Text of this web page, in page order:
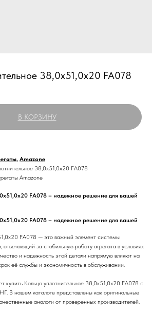
38,0х51,0х20 FA078
В КОРЗИНУ
, Amazone
38,0х51,0х20 FA078
Amazone
FA078 – надежное решение для вашей
FA078 – надежное решение для вашей
FA078 — это важный элемент системы
отвечающий за стабильную работу агрегата в условиях
и надежность этой детали напрямую влияют на
её службы и экономичность в обслуживании.
купить Кольцо уплотнительное 38,0х51,0х20 FA078 с
В нашем каталоге представлены как оригинальные
аналоги от проверенных производителей.